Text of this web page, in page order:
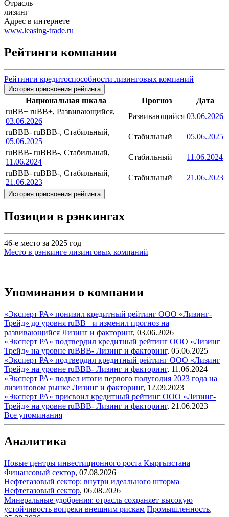
Отрасль
лизинг
Адрес в интернете
www.leasing-trade.ru
Рейтинги компании
Рейтинги кредитоспособности лизинговых компаний
История присвоения рейтинга
Национальная шкала Прогноз
Дата
ruBB+ ruBB+, Развивающийся,
03.06.2026
Развивающийся 03.06.2026
ruBBB- ruBBB-, Стабильный,
05.06.2025
Стабильный
05.06.2025
ruBBB- ruBBB-, Стабильный,
11.06.2024
Стабильный
11.06.2024
ruBBB- ruBBB-, Стабильный,
21.06.2023
Стабильный 21.06.2023
История присвоения рейтинга
Позиции в рэнкингах
46-е место за 2025 год
Место в рэнкинге лизинговых компаний
Упоминания о компании
«Эксперт РА» понизил кредитный рейтинг ООО «Лизинг-
Трейд» до уровня ruBB+ и изменил прогноз на
развивающийся Лизинг и факторинг, 03.06.2026
«Эксперт РА» подтвердил кредитный рейтинг ООО «Лизинг
Трейд» на уровне ruВВВ- Лизинг и факторинг, 05.06.2025
«Эксперт РА» подтвердил кредитный рейтинг ООО «Лизинг
Трейд» на уровне ruВBB- Лизинг и факторинг, 11.06.2024
«Эксперт РА» подвел итоги первого полугодия 2023 года на
лизинговом рынке Лизинг и факторинг, 12.09.2023
«Эксперт РА» присвоил кредитный рейтинг ООО «Лизинг-
Трейд» на уровне ruBBB- Лизинг и факторинг, 21.06.2023
Все упоминания
Аналитика
Новые центры инвестиционного роста Кыргызстана
Финансовый сектор, 07.08.2026
Нефтегазовый сектор: внутри идеального шторма
Нефтегазовый сектор, 06.08.2026
Минеральные удобрения: отрасль сохраняет высокую
устойчивость вопреки внешним рискам Промышленность,